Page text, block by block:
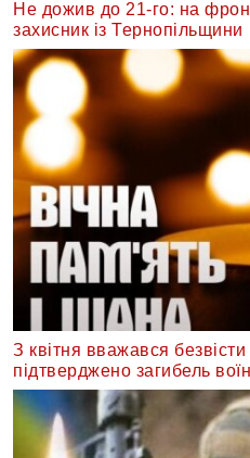
Не дожив до 21-го: на
захисник із Тернопільщини
З квітня вважався
підтверджено загибель